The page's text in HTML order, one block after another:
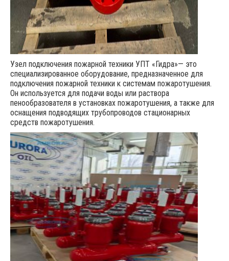
Узел подключения пожарной техники УПТ «Гидра»— это
специализированное оборудование, предназначенное для
подключения пожарной техники к системам пожаротушения.
Он используется для подачи воды или раствора
пенообразователя в установках пожаротушения, а также для
оснащения подводящих трубопроводов стационарных
средств пожаротушения.